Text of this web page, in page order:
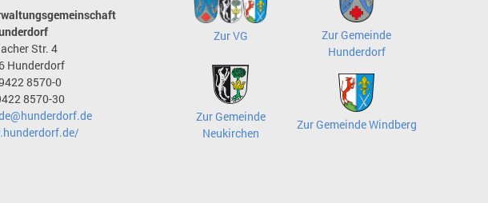
Str. 4
Hunderdorf
8570-0
8570-30
Zur VG
Zur Gemeinde
Hunderdorf
Zur Gemeinde
Neukirchen
Zur Gemeinde Windberg